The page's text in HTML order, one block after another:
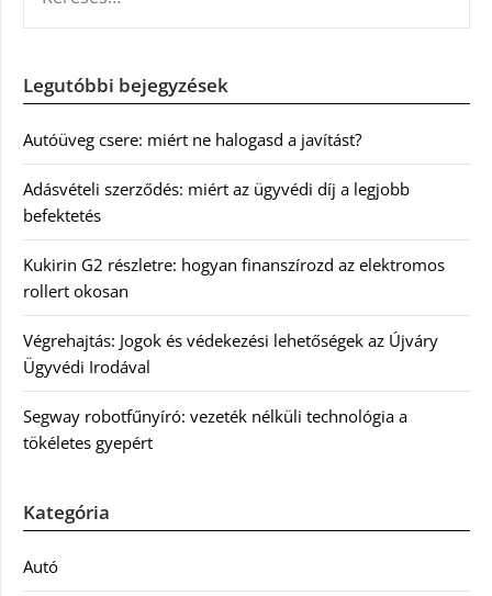
Legutóbbi bejegyzések
Autóüveg csere: miért ne halogasd a javítást?
Adásvételi szerződés: miért az ügyvédi díj a legjobb
befektetés
Kukirin G2 részletre: hogyan finanszírozd az elektromos
rollert okosan
Végrehajtás: Jogok és védekezési lehetőségek az Újváry
Ügyvédi Irodával
Segway robotfűnyíró: vezeték nélküli technológia a
tökéletes gyepért
Kategória
Autó